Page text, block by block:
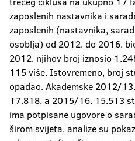
zaposlenih nastavnika i
zaposlenih (nastavnika,
osoblja) od 2012. do 2016.
2012. njihov broj iznosio
115 više. Istovremeno, broj
opadao. Akademske 2012/
17.818, a 2015/16. 15.513
ima potpisane ugovore o
širom svijeta, analize su